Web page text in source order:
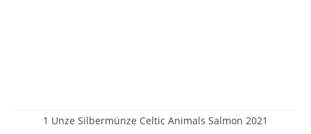
1 Unze Silbermünze Celtic Animals Salmon 2021